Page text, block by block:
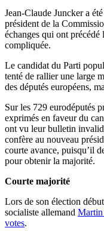
Jean-Claude Juncker a
président de la
échanges qui ont
compliquée.
Le candidat du Parti
tenté de rallier une large
des députés européens,
Sur les 729 eurodéputés
exprimés en faveur du
ont vu leur bulletin
confère au nouveau
courte avance, puisqu’il
pour obtenir la majorité.
Courte majorité
Lors de son élection
socialiste allemand Martin
votes.